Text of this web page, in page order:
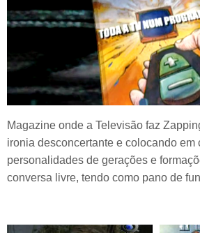
Magazine onde a Televisão faz
ironia desconcertante e colocando em
personalidades de gerações e
conversa livre, tendo como pano de